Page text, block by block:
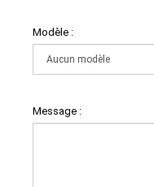
Modèle :
Message :